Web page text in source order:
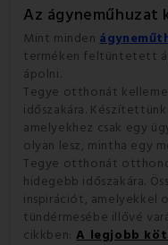
Az ágyneműhuzat
Mint minden
terméken feltüntetett
ápolni.
Tegye otthonát
időszakára.
amelyekhez csak egy
olyan lesz, mintha egy
Tegye otthonát
hidegebb időszakára.
inspirációt, amelyekkel
tündérmesébe illővé
cikkben: A legjobb